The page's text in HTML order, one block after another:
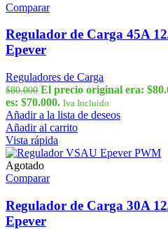
Comparar
Regulador de Carga 45A
Epever
Reguladores de Carga
$80.000 El precio original era:
es: $70.000. Iva Incluido
Añadir a la lista de deseos
Añadir al carrito
Vista rápida
Agotado
Comparar
Regulador de Carga 30A
Epever